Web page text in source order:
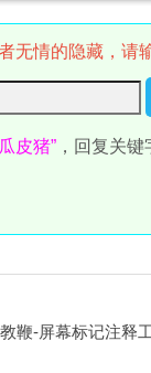
无情的隐藏，请
皮猪” ，回复关键
鞭-屏幕标记注释